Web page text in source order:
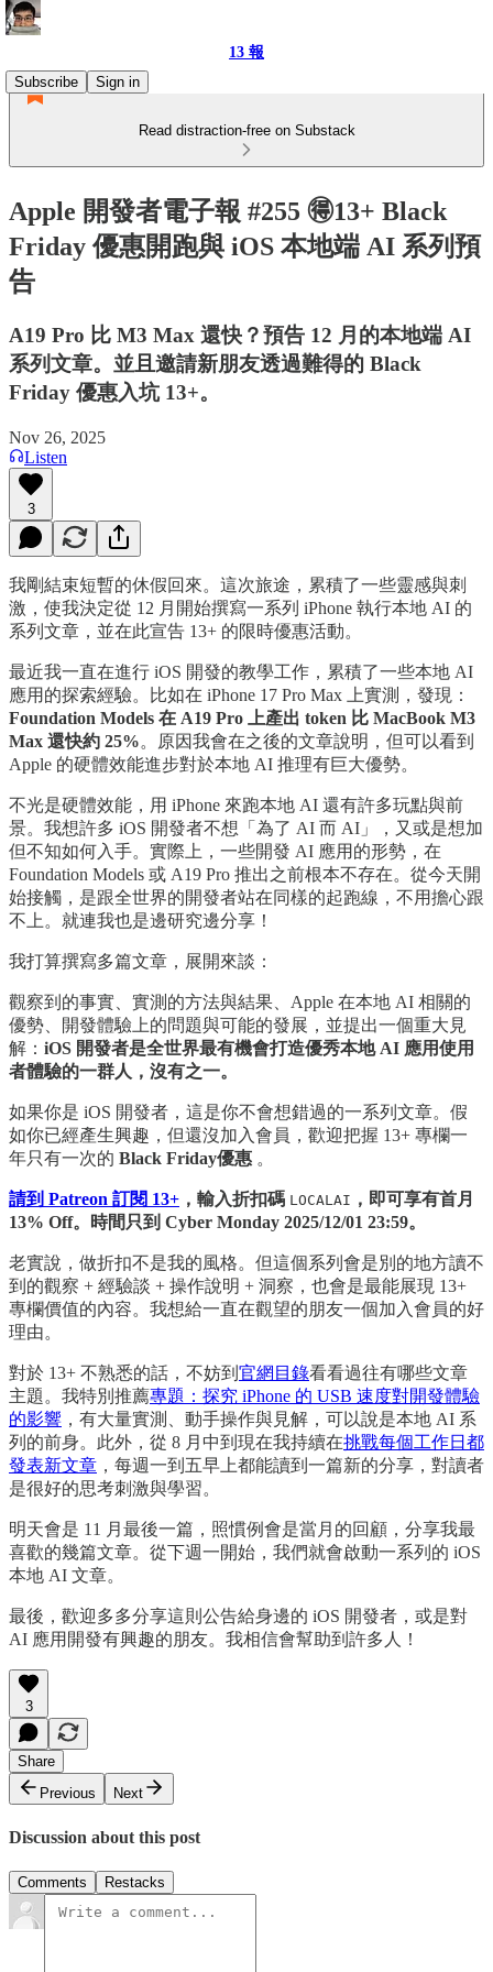
13 報
Subscribe
Sign in
Read distraction-free on Substack
Apple 開發者電子報 #255 🉐13+ Black
Friday 優惠開跑與 iOS 本地端 AI 系列預
告
A19 Pro 比 M3 Max 還快？預告 12 月的本地端 AI
系列文章。並且邀請新朋友透過難得的 Black
Friday 優惠入坑 13+。
Nov 26, 2025
Listen
3
我剛結束短暫的休假回來。這次旅途，累積了一些靈感與刺
激，使我決定從 12 月開始撰寫一系列 iPhone 執行本地 AI 的
系列文章，並在此宣告 13+ 的限時優惠活動。
最近我一直在進行 iOS 開發的教學工作，累積了一些本地 AI
應用的探索經驗。比如在 iPhone 17 Pro Max 上實測，發現：
Foundation Models 在 A19 Pro 上產出 token 比 MacBook M3
Max 還快約 25%。原因我會在之後的文章說明，但可以看到
Apple 的硬體效能進步對於本地 AI 推理有巨大優勢。
不光是硬體效能，用 iPhone 來跑本地 AI 還有許多玩點與前
景。我想許多 iOS 開發者不想「為了 AI 而 AI」，又或是想加
但不知如何入手。實際上，一些開發 AI 應用的形勢，在
Foundation Models 或 A19 Pro 推出之前根本不存在。從今天開
始接觸，是跟全世界的開發者站在同樣的起跑線，不用擔心跟
不上。就連我也是邊研究邊分享！
我打算撰寫多篇文章，展開來談：
觀察到的事實、實測的方法與結果、Apple 在本地 AI 相關的
優勢、開發體驗上的問題與可能的發展，並提出一個重大見
解： iOS 開發者是全世界最有機會打造優秀本地 AI 應用使用
者體驗的一群人，沒有之一。
如果你是 iOS 開發者，這是你不會想錯過的一系列文章。假
如你已經產生興趣，但還沒加入會員，歡迎把握 13+ 專欄一
年只有一次的 Black Friday優惠 。
請到 Patreon 訂閱 13+ ，輸入折扣碼 LOCALAI ，即可享有首月
13% Off。時間只到 Cyber Monday 2025/12/01 23:59。
老實說，做折扣不是我的風格。但這個系列會是別的地方讀不
到的觀察 + 經驗談 + 操作說明 + 洞察，也會是最能展現 13+
專欄價值的內容。我想給一直在觀望的朋友一個加入會員的好
理由。
對於 13+ 不熟悉的話，不妨到 官網目錄看看過往有哪些文章
主題。我特別推薦專題：探究 iPhone 的 USB 速度對開發體驗
的影響 ，有大量實測、動手操作與見解，可以說是本地 AI 系
列的前身。此外，從 8 月中到現在我持續在挑戰每個工作日都
發表新文章 ，每週一到五早上都能讀到一篇新的分享，對讀者
是很好的思考刺激與學習。
明天會是 11 月最後一篇，照慣例會是當月的回顧，分享我最
喜歡的幾篇文章。從下週一開始，我們就會啟動一系列的 iOS
本地 AI 文章。
最後，歡迎多多分享這則公告給身邊的 iOS 開發者，或是對
AI 應用開發有興趣的朋友。我相信會幫助到許多人！
3
Share
Previous
Next
Discussion about this post
Comments Restacks